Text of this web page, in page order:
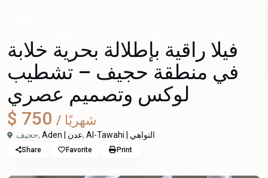
فيلا راقية بإطلالة بحرية خلابة
في منطقة حجيف – تشطيب
لوكس وتصميم عصري
$ 750 / شهريًا
حجيف, Aden | عدن, Al-Tawahi | التواهي
Share Favorite Print